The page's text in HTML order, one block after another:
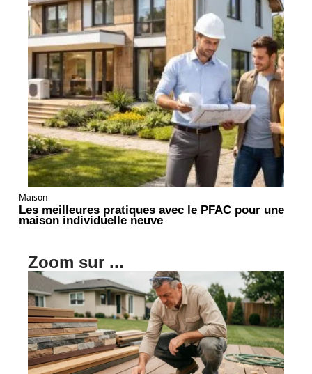
Maison
Les meilleures pratiques avec le PFAC pour une
maison individuelle neuve
Zoom sur ...